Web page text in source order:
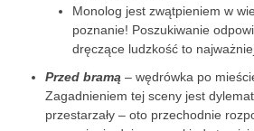
Monolog jest zwątpieniem w
poznanie! Poszukiwanie
dręczące ludzkość to
Przed bramą – wędrówka po
Zagadnieniem tej sceny jest
przestarzały – oto przechodnie